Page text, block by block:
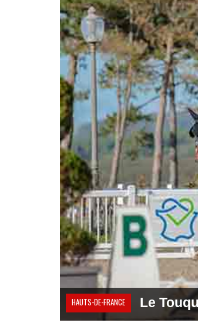
HAUTS-DE-FRANCE Le